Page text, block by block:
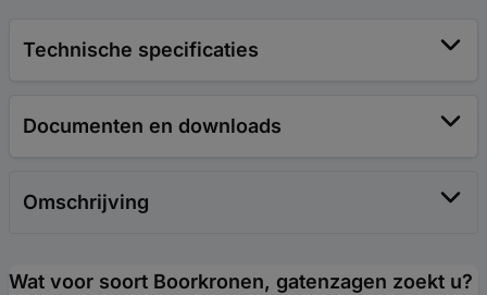
Technische specificaties
Documenten en downloads
Omschrijving
Wat voor soort Boorkronen, gatenzagen zoekt u?